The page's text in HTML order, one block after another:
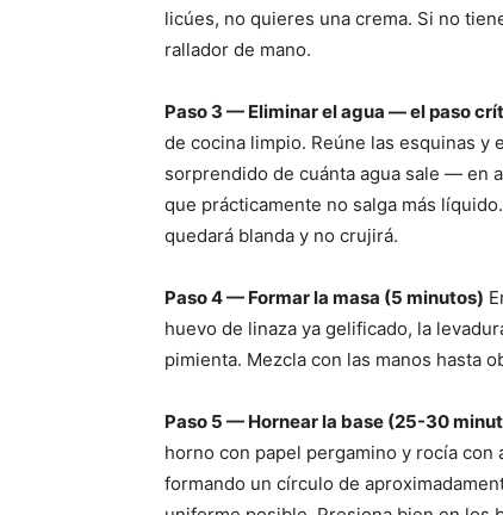
licúes, no quieres una crema. Si no
rallador de mano.
Paso 3 — Eliminar el agua — el paso
de cocina limpio. Reúne las esquinas y
sorprendido de cuánta agua sale — en
que prácticamente no salga más
quedará blanda y no crujirá.
Paso 4 — Formar la masa (5 minutos)
huevo de linaza ya gelificado, la
pimienta. Mezcla con las manos hasta
Paso 5 — Hornear la base (25-30
horno con papel pergamino y rocía
formando un círculo de